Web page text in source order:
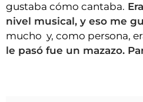
gustaba cómo cantaba.
nivel musical, y eso me
mucho y, como persona,
le pasó fue un mazazo.